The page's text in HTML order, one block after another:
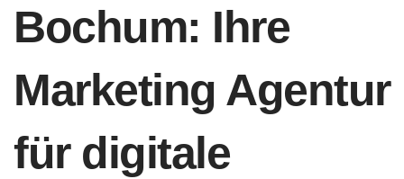
Bochum: Ihre
Marketing Agentur
für digitale